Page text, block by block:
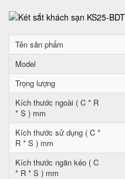
Tên sản phẩm
Model
Trọng lượng
Kích thước ngoài ( C * R
* S ) mm
Kích thước sử dụng ( C *
R * S ) mm
Kích thước ngăn kéo ( C
* R * S ) mm